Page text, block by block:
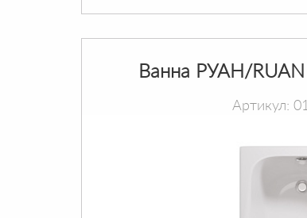
Ванна РУАН/
Артикул: